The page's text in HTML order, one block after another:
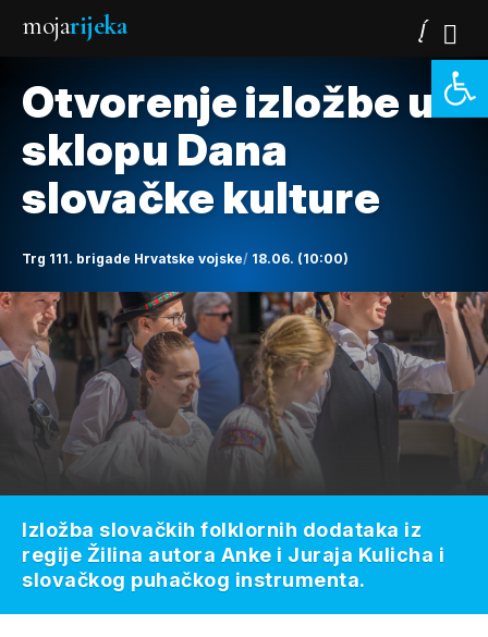
mojarijeka
Otvorenje izložbe u
sklopu Dana
slovačke kulture
Trg 111. brigade Hrvatske vojske 18.06. (10:00)
Izložba slovačkih folklornih dodataka iz
regije Žilina autora Anke i Juraja Kulicha i
slovačkog puhačkog instrumenta.